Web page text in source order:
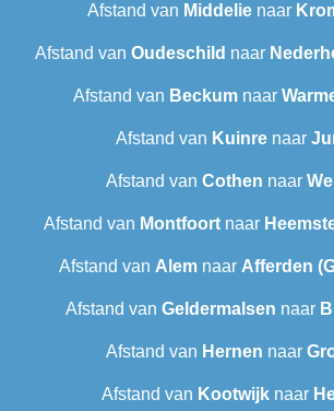
Afstand van Middelienaar
Afstand van Oudeschild naar
Afstand van Beckum naar
Afstand van Kuinrenaar
Afstand van Cothen naar
Afstand van Montfoort naar
Afstand van Alem naar Afferden
Afstand van Geldermalsen naar
Afstand van Hernen naar
Afstand van Kootwijk naar